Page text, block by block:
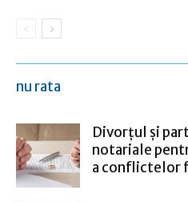
nu rata
Divorțul și
notariale
a conflictelor